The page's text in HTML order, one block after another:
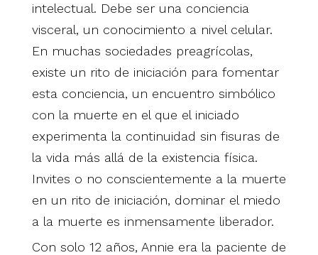
intelectual. Debe ser una conciencia
visceral, un conocimiento a nivel celular.
En muchas sociedades preagrícolas,
existe un rito de iniciación para fomentar
esta conciencia, un encuentro simbólico
con la muerte en el que el iniciado
experimenta la continuidad sin fisuras de
la vida más allá de la existencia física.
Invites o no conscientemente a la muerte
en un rito de iniciación, dominar el miedo
a la muerte es inmensamente liberador.
Con solo 12 años, Annie era la paciente de